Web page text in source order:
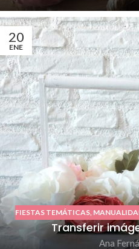
20
ENE
FIESTAS TEMÁTICAS
Transferir
Ana